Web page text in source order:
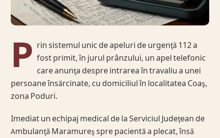
P rin sistemul unic de apeluri de urgenţă 112 a
fost primit, în jurul prânzului, un apel telefonic
care anunţa despre intrarea în travaliu a unei
persoane însărcinate, cu domiciliul în localitatea Coaş,
zona Poduri.
Imediat un echipaj medical de la Serviciul Judeţean de
Ambulanţă Maramureş spre pacientă a plecat, însă